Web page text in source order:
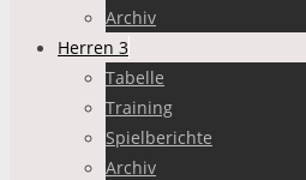
Archiv
Herren 3
Tabelle
Training
Spielberichte
Archiv